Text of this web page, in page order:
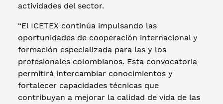
actividades del sector.
“El ICETEX continúa impulsando las
oportunidades de cooperación internacional y
formación especializada para las y los
profesionales colombianos. Esta convocatoria
permitirá intercambiar conocimientos y
fortalecer capacidades técnicas que
contribuyan a mejorar la calidad de vida de las